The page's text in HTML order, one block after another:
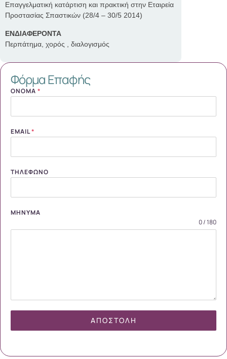
Επαγγελματική κατάρτιση και πρακτική στην Εταιρεία
Προστασίας Σπαστικών (28/4 – 30/5 2014)
ΕΝΔΙΑΦΕΡΟΝΤΑ
Περπάτημα, χορός , διαλογισμός
Φόρμα Επαφής
ΌΝΟΜΑ *
EMAIL*
ΤΗΛΈΦΩΝΟ
ΜΉΝΥΜΑ
0 / 180
ΑΠΟΣΤΟΛΉ